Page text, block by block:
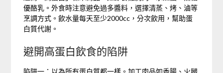
優酪乳。外食時注意避免過多醬料，選擇清蒸、烤、滷等
烹調方式。飲水量每天至少2000cc，分次飲用，幫助蛋
白質代謝。
避開高蛋白飲食的陷阱
陷阱一：以為所有蛋白質都一樣。加工肉品如香腸、火腿